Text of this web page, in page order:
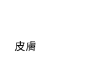
皮膚